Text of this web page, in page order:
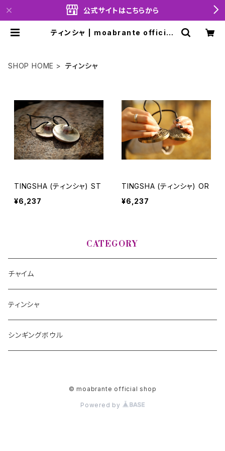
公式サイトはこちらから
ティンシャ | moabrante official
SHOP HOME ティンシャ
TINGSHA (ティンシャ) ST
¥6,237
TINGSHA (ティンシャ) OR
¥6,237
CATEGORY
チャイム
ティンシャ
シンギングボウル
© moabrante official shop
Powered by